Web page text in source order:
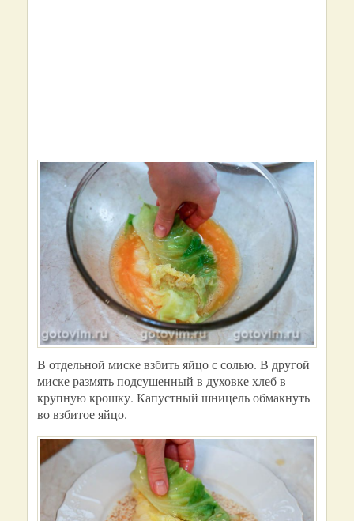
В отдельной миске взбить яйцо с солью. В другой
миске размять подсушенный в духовке хлеб в
крупную крошку. Капустный шницель обмакнуть
во взбитое яйцо.